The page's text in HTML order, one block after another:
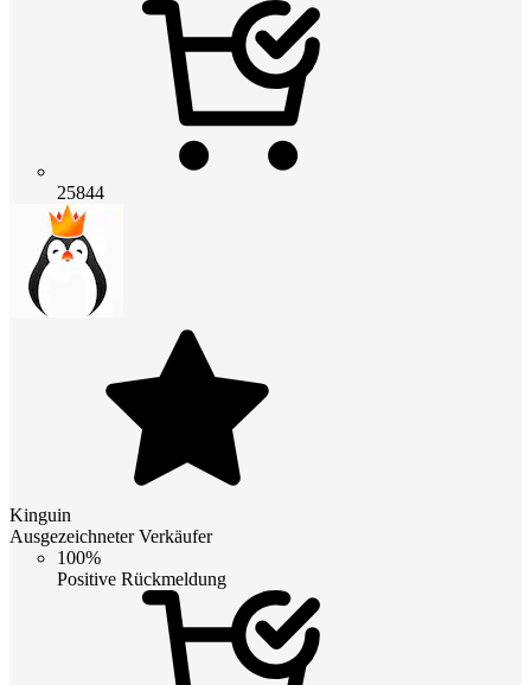
25844
Kinguin
Ausgezeichneter Verkäufer
100%
Positive Rückmeldung